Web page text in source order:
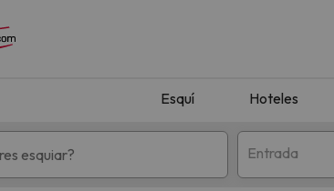
Esquí Hoteles
Entrada